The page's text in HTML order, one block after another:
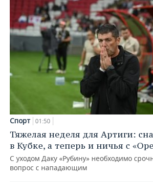
Спорт 01:50
Тяжелая неделя для Артиги:
в Кубке, а теперь и ничья с
С уходом Даку «Рубину» необходимо
вопрос с нападающим